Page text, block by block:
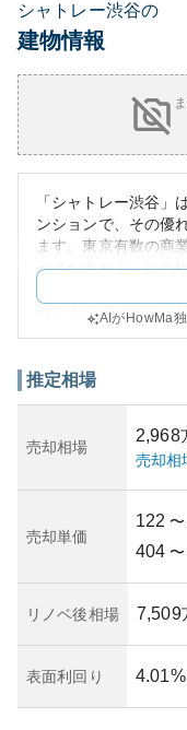
シャトレー渋谷の
建物情報
「シャトレー渋谷」
ンションで、その優
ます。東京有数の商
セスが容易で、渋谷
らに東急東横線の
徴です。周辺環境と
外観はモダンな造り
トレンドに沿った設
常に高いと評価され
資産性については都
待が寄せられます。
る不動産であるが故
のもとで保たれてい
を提供することがで
AIがHowMa
推定相場
売却相場
2,968
売却相
売却単価
122 〜
404 〜
リノベ後相場 7,509
表面利回り 4.01%